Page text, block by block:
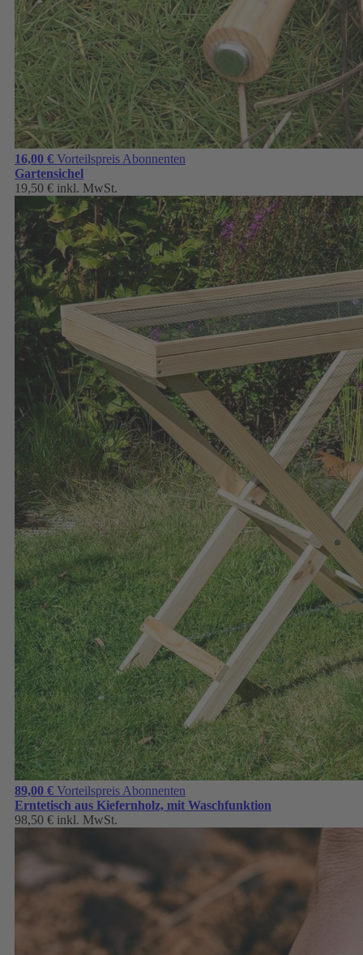
16,00 € Vorteilspreis Abonnenten
Gartensichel
19,50 € inkl. MwSt.
89,00 € Vorteilspreis Abonnenten
Erntetisch aus Kiefernholz, mit Waschfunktion
98,50 € inkl. MwSt.